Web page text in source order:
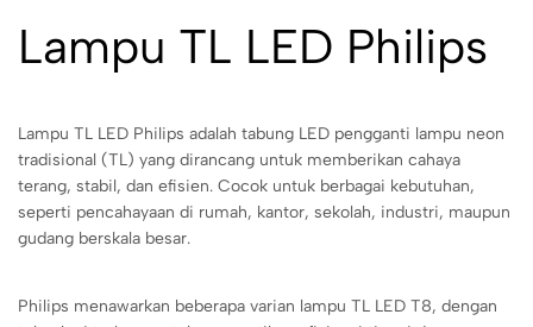
Lampu TL LED Philips
Lampu TL LED Philips adalah tabung LED pengganti lampu neon
tradisional (TL) yang dirancang untuk memberikan cahaya
terang, stabil, dan efisien. Cocok untuk berbagai kebutuhan,
seperti pencahayaan di rumah, kantor, sekolah, industri, maupun
gudang berskala besar.
Philips menawarkan beberapa varian lampu TL LED T8, dengan